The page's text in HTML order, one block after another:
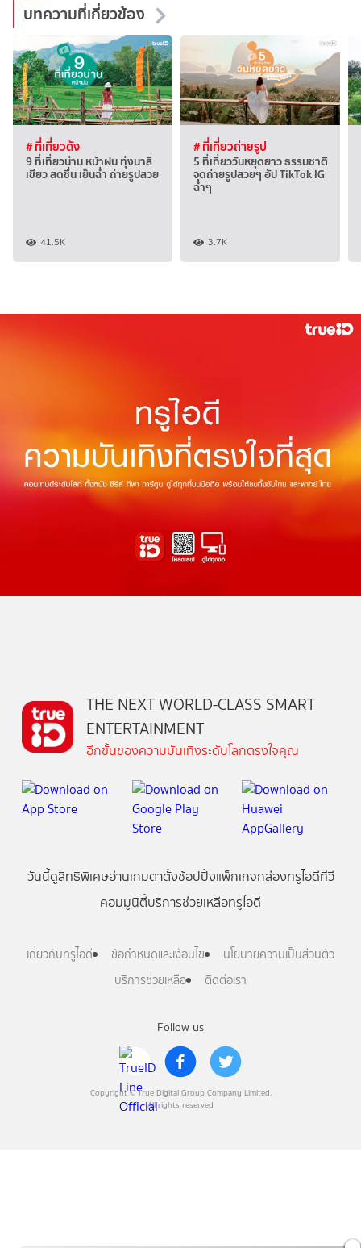
บทความที่เกี่ยวข้อง
# ที่เที่ยวดัง
9 ที่เที่ยวน่าน หน้าฝน ทุ่งนาสี
เขียว สดชื่น เย็นฉ่ำ ถ่ายรูปสวย
41.5K
# ที่เที่ยวถ่ายรูป
5 ที่เที่ยววันหยุดยาว ธรรมชาติ
จุดถ่ายรูปสวยๆ อัป TikTok IG
ฉ่ำๆ
3.7K
Follow us
Copyright © True Digital Group Company Limited.
All rights reserved
THE NEXT WORLD-CLASS SMART
ENTERTAINMENT
อีกขั้นของความบันเทิงระดับโลกตรงใจคุณ
วันนี้ดูสิทธิพิเศษอ่านเกมตาตั้งช้อปปิ้งแพ็กเกจกล่องทรูไอดีทีวี
คอมมูนิตี้บริการช่วยเหลือทรูไอดี
เกี่ยวกับทรูไอดี ข้อกำหนดและเงื่อนไข
นโยบายความเป็นส่วนตัว
บริการช่วยเหลือ
ติดต่อเรา